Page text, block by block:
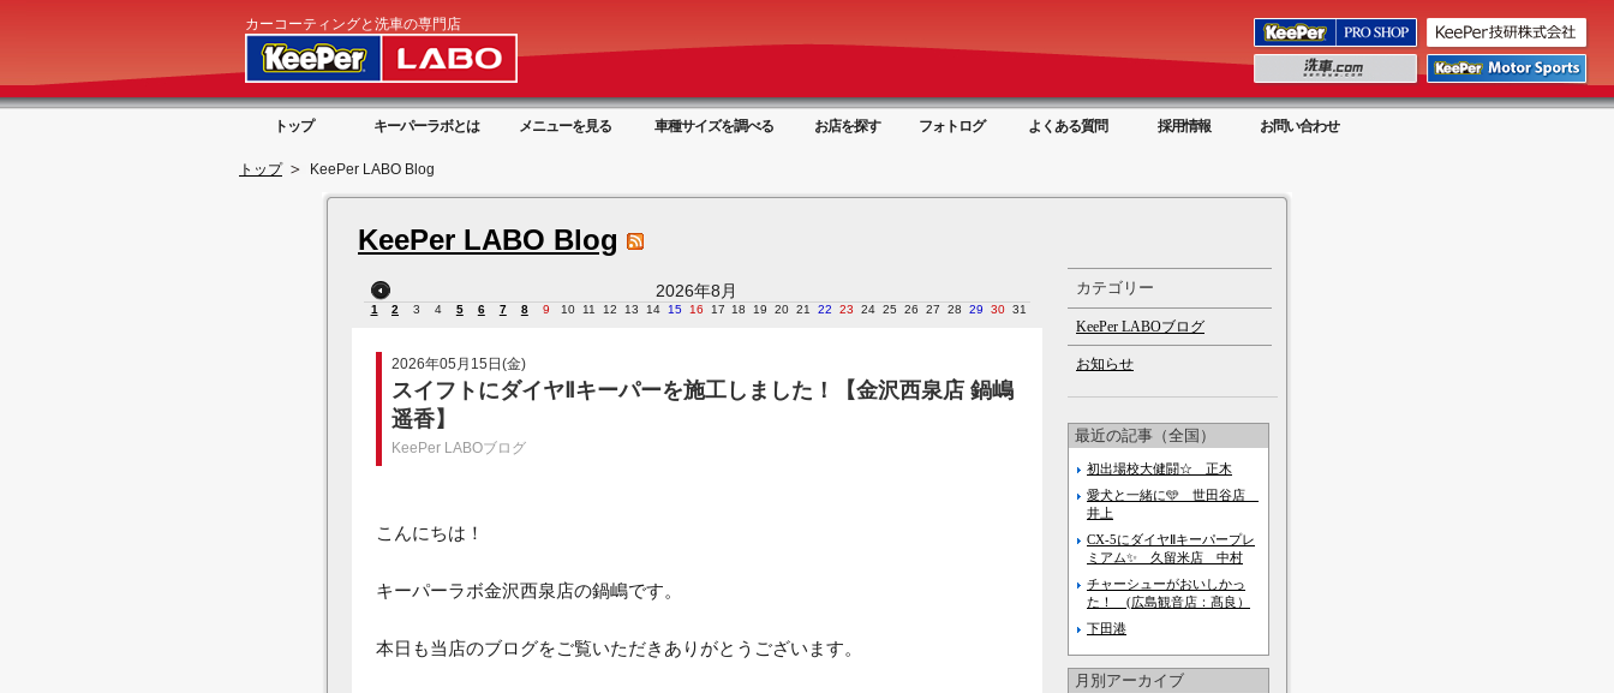
カーコーティングと洗車の専門店
トップ キーパーラボとは メニューを見る 車種サイズを調べる お店を探す フォトログ よくある質問 採用情報 お問い合わせ
トップ KeePer LABO Blog
KeePer LABO Blog
2026年8月
1 2 3 4 5 6 7 8 9 10 11 12 13 14 15 16 17 18 19 20 21 22 23 24 25 26 27 28 29 30 31
2026年05月15日(金)
スイフトにダイヤⅡキーパーを施工しました！【金沢西泉店 鍋嶋
遥香】
KeePer LABOブログ
こんにちは！
キーパーラボ金沢西泉店の鍋嶋です。
本日も当店のブログをご覧いただきありがとうございます。
カテゴリー
KeePer LABOブログ
お知らせ
最近の記事（全国）
初出場校大健闘☆ 正木
愛犬と一緒に🩵 世田谷店
井上
CX-5にダイヤⅡキーパープレ
ミアム✨️ 久留米店 中村
チャーシューがおいしかっ
た！ (広島観音店：髙良）
下田港
月別アーカイブ